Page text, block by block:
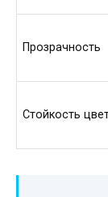
Прозрачность
Стойкость